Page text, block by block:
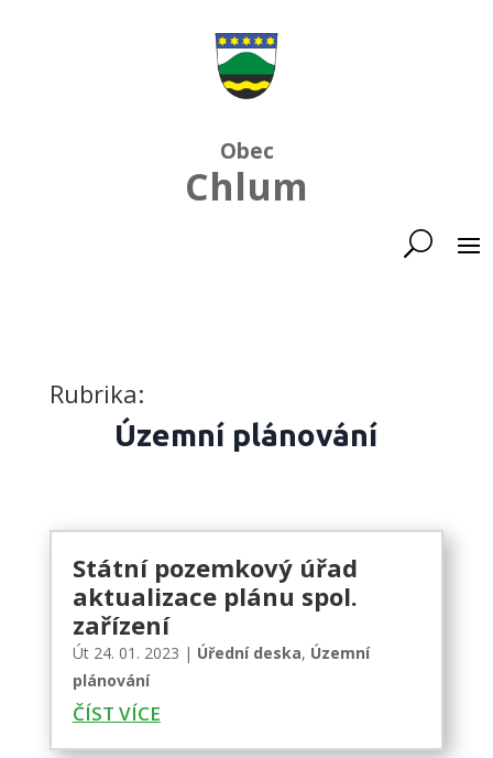
Obec
Chlum
Rubrika:
Územní plánování
Státní pozemkový úřad
aktualizace plánu spol.
zařízení
Út 24. 01. 2023 | Úřední deska, Územní
plánování
ČÍST VÍCE